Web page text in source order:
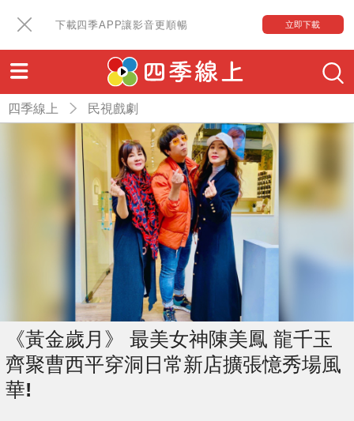
下載四季APP讓影音更順暢 立即下載
四季線上 民視戲劇
《黃金歲月》 最美女神陳美鳳 龍千玉
齊聚曹西平穿洞日常新店擴張憶秀場風
華!